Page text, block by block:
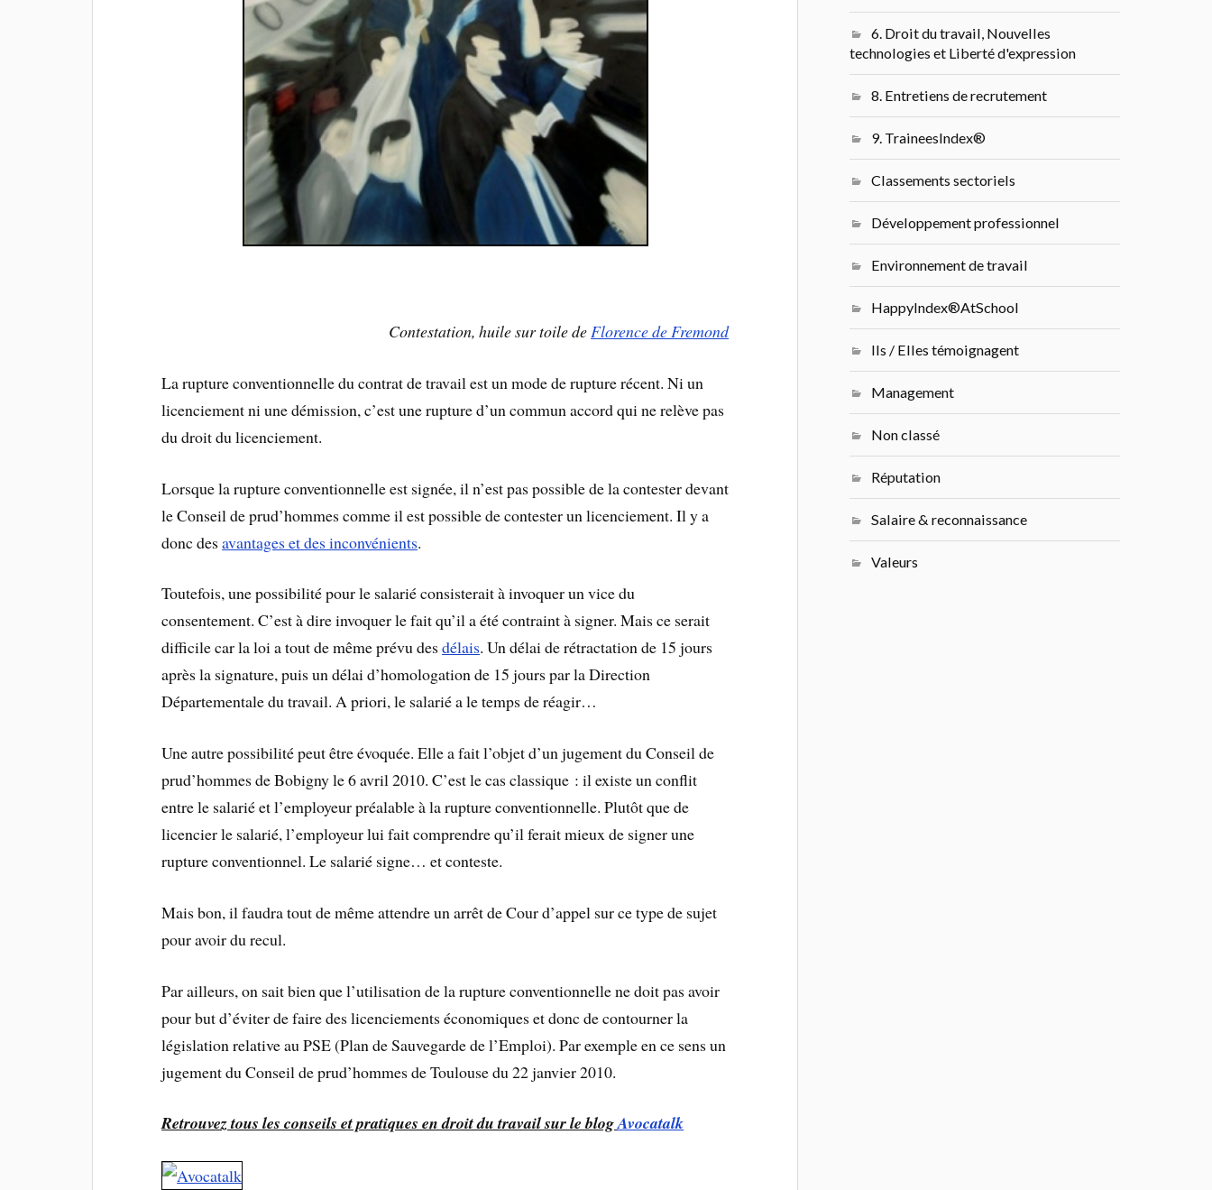
Contestation, huile sur toile deFlorence de Fremond
La rupture conventionnelle du contrat de travail est un mode de rupture récent. Ni un
licenciement ni une démission, c’est une rupture d’un commun accord qui ne relève pas
du droit du licenciement.
Lorsque la rupture conventionnelle est signée, il n’est pas possible de la contester devant
le Conseil de prud’hommes comme il est possible de contester un licenciement. Il y a
donc desavantages et des inconvénients.
Toutefois, une possibilité pour le salarié consisterait à invoquer un vice du
consentement. C’est à dire invoquer le fait qu’il a été contraint à signer. Mais ce serait
difficile car la loi a tout de même prévu desdélais. Un délai de rétractation de 15 jours
après la signature, puis un délai d’homologation de 15 jours par la Direction
Départementale du travail. A priori, le salarié a le temps de réagir…
Une autre possibilité peut être évoquée. Elle a fait l’objet d’un jugement du Conseil de
prud’hommes de Bobigny le 6 avril 2010. C’est le cas classique : il existe un conflit
entre le salarié et l’employeur préalable à la rupture conventionnelle. Plutôt que de
licencier le salarié, l’employeur lui fait comprendre qu’il ferait mieux de signer une
rupture conventionnel. Le salarié signe… et conteste.
Mais bon, il faudra tout de même attendre un arrêt de Cour d’appel sur ce type de sujet
pour avoir du recul.
Par ailleurs, on sait bien que l’utilisation de la rupture conventionnelle ne doit pas avoir
pour but d’éviter de faire des licenciements économiques et donc de contourner la
législation relative au PSE (Plan de Sauvegarde de l’Emploi). Par exemple en ce sens un
jugement du Conseil de prud’hommes de Toulouse du 22 janvier 2010.
Retrouvez tous les conseils et pratiques en droit du travail sur le blogAvocatalk
6. Droit du travail, Nouvelles
technologies et Liberté d'expression
8. Entretiens de recrutement
9. TraineesIndex®
Classements sectoriels
Développement professionnel
Environnement de travail
HappyIndex®AtSchool
Ils / Elles témoignagent
Management
Non classé
Réputation
Salaire & reconnaissance
Valeurs